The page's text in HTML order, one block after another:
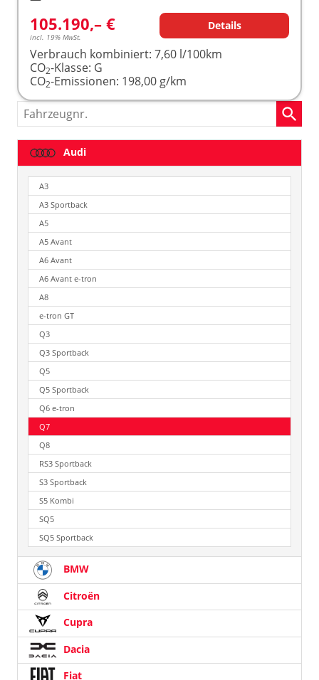
105.190,– €
incl. 19% MwSt.
Details
Verbrauch kombiniert: 7,60 l/100km
CO2-Klasse: G
CO2-Emissionen: 198,00 g/km
Fahrzeugnr.
Audi
A3
A3 Sportback
A5
A5 Avant
A6 Avant
A6 Avant e-tron
A8
e-tron GT
Q3
Q3 Sportback
Q5
Q5 Sportback
Q6 e-tron
Q7
Q8
RS3 Sportback
S3 Sportback
S5 Kombi
SQ5
SQ5 Sportback
BMW
Citroën
Cupra
Dacia
Fiat